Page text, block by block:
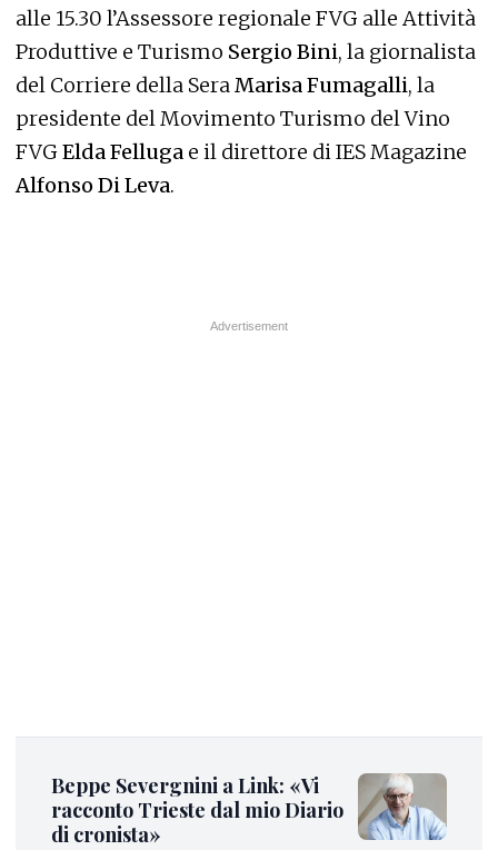
alle 15.30 l’Assessore regionale FVG alle Attività
Produttive e Turismo Sergio Bini, la giornalista
del Corriere della SeraMarisa Fumagalli, la
presidente del Movimento Turismo del Vino
FVG Elda Felluga e il direttore di IES Magazine
Alfonso Di Leva.
Beppe Severgnini a Link: «Vi
racconto Trieste dal mio Diario
di cronista»